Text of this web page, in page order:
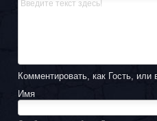
Комментировать, как Гость, или
Имя